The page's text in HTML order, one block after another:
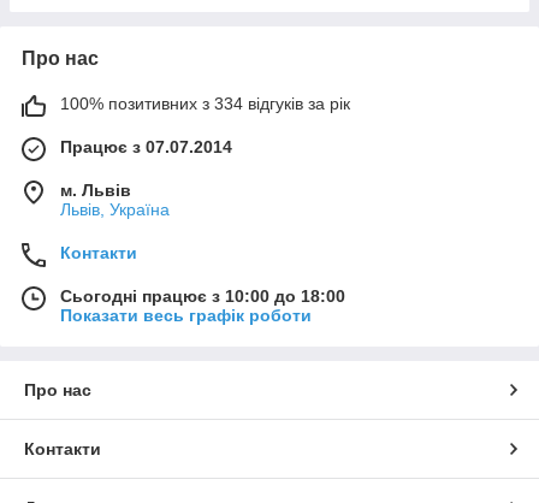
Про нас
100% позитивних з 334 відгуків за рік
Працює з 07.07.2014
м. Львів
Львів, Україна
Контакти
Сьогодні працює з 10:00 до 18:00
Показати весь графік роботи
Про нас
Контакти